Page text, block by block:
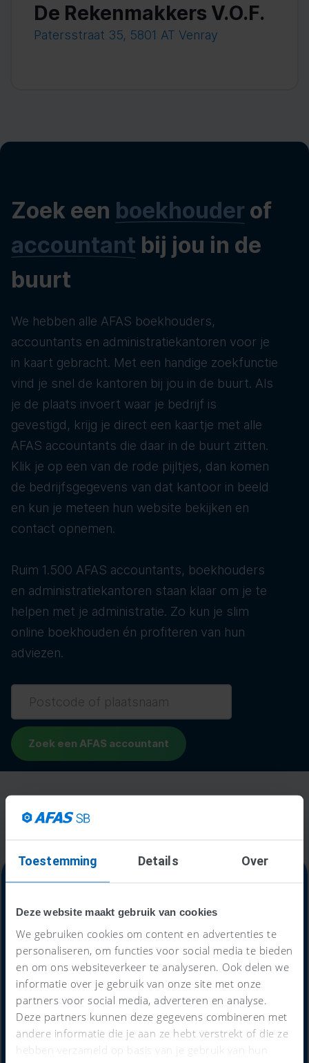
Toestemming Details Over
Deze website maakt gebruik van cookies
We gebruiken cookies om content en advertenties te
personaliseren, om functies voor social media te bieden
en om ons websiteverkeer te analyseren. Ook delen we
informatie over je gebruik van onze site met onze
partners voor social media, adverteren en analyse.
Deze partners kunnen deze gegevens combineren met
andere informatie die je aan ze hebt verstrekt of die ze
hebben verzameld op basis van je gebruik van hun
De Rekenmakkers V.O.F.
Patersstraat 35, 5801 AT Venray
Zoek een boekhouder of
accountant bij jou in de
buurt
We hebben alle AFAS boekhouders,
accountants en administratiekantoren voor je
in kaart gebracht. Met een handige zoekfunctie
vind je snel de kantoren bij jou in de buurt. Als
je de plaats invoert waar je bedrijf is
gevestigd, krijg je direct een kaartje met alle
AFAS accountants die daar in de buurt zitten.
Klik je op een van de rode pijltjes, dan komen
de bedrijfsgegevens van dat kantoor in beeld
en kun je meteen hun website bekijken en
contact opnemen.
Ruim 1.500 AFAS accountants, boekhouders
en administratiekantoren staan klaar om je te
helpen met je administratie. Zo kun je slim
online boekhouden én profiteren van hun
adviezen.
Alles-in-één-prijs
€59
per maand